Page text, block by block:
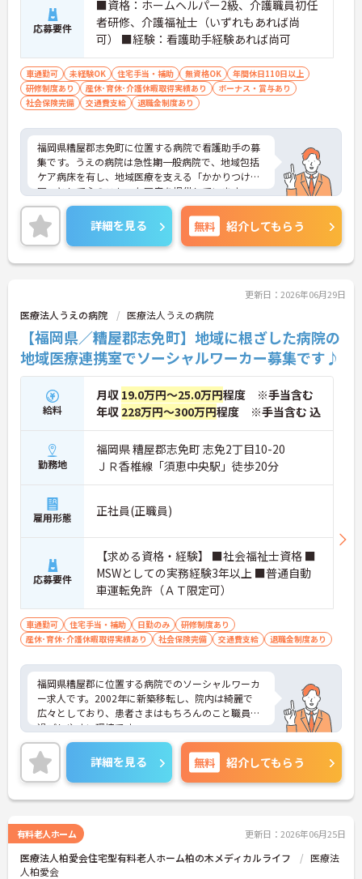
応募要件
■資格：ホームヘルパー2級、介護職員初任
者研修、介護福祉士（いずれもあれば尚
可） ■経験：看護助手経験あれば尚可
車通勤可 未経験OK 住宅手当・補助 無資格OK
年間休日110日以上
研修制度あり
産休･育休･介護休暇取得実績あり
ボーナス・賞与あり
社会保険完備
交通費支給 退職金制度あり
福岡県糟屋郡志免町に位置する病院で看護助手の募
集です。うえの病院は急性期一般病院で、地域包括
ケア病床を有し、地域医療を支える「かかりつけ
医」として心のこもった医療を提供しています。
未経験の方でも丁寧な指導があるので安心してスタ
ートできます。夜勤手当や住宅手当、家族手当など
福利厚生も充実しており、賞与は年2回、年間休日1
12日とプライベートも大切にできます。マイカー通
勤可能で駐車場も無料。地域医療に貢献しながら、
ご興味のある方には、面接対策ポイントなどさらに
詳細をお話いたしますので、お気軽にご相談くださ
い。
詳細を見る 無料 紹介してもらう
更新日：2026年06月29日
医療法人うえの病院 医療法人うえの病院
【福岡県／糟屋郡志免町】地域に根ざした病院の
地域医療連携室でソーシャルワーカー募集です♪
給料
月収 19.0万円～25.0万円程度 ※手当含む
年収 228万円～300万円程度 ※手当含む 込
勤務地
福岡県 糟屋郡志免町 志免2丁目10-20
ＪＲ香椎線「須恵中央駅」徒歩20分
雇用形態 正社員(正職員)
応募要件
【求める資格・経験】 ■社会福祉士資格 ■
MSWとしての実務経験3年以上 ■普通自動
車運転免許（ＡＴ限定可）
車通勤可 住宅手当・補助 日勤のみ
研修制度あり
産休･育休･介護休暇取得実績あり
社会保険完備 交通費支給 退職金制度あり
福岡県糟屋郡に位置する病院でのソーシャルワーカ
ー求人です。2002年に新築移転し、院内は綺麗で
広々としており、患者さまはもちろんのこと職員も
過ごしやすい環境です。
ご興味ある方には、面接対策ポイントなど、さらに
詳細をお話しいたしますのでお気軽にご相談くださ
い。
詳細を見る 無料 紹介してもらう
有料老人ホーム 更新日：2026年06月25日
医療法人柏愛会住宅型有料老人ホーム柏の木メディカルライフ
医療法
人柏愛会